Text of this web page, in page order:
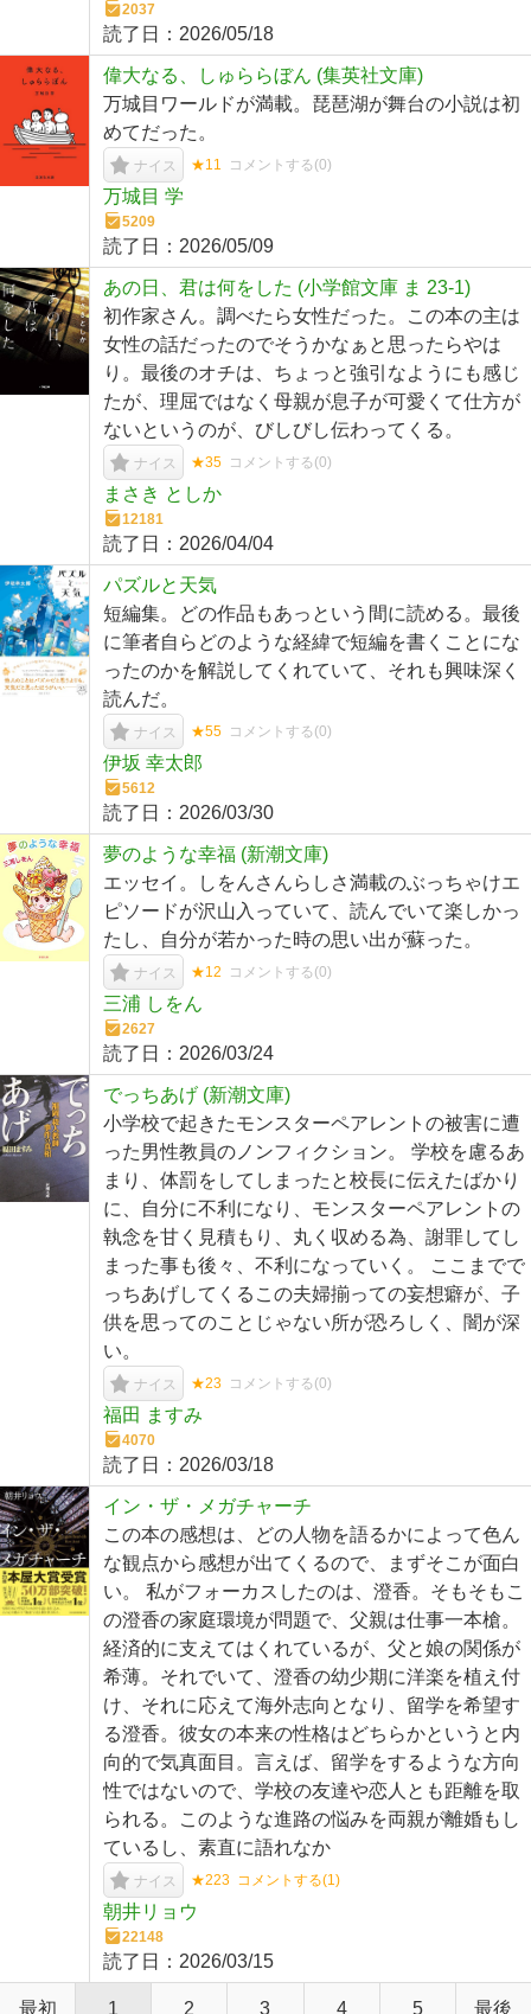
2037
読了日： 2026/05/18
偉大なる、しゅららぼん (集英社文庫)
万城目ワールドが満載。琵琶湖が舞台の小説は初
めてだった。
ナイス ★11 コメントする(0)
万城目 学
5209
読了日： 2026/05/09
あの日、君は何をした (小学館文庫 ま 23-1)
初作家さん。調べたら女性だった。この本の主は
女性の話だったのでそうかなぁと思ったらやは
り。最後のオチは、ちょっと強引なようにも感じ
たが、理屈ではなく母親が息子が可愛くて仕方が
ないというのが、びしびし伝わってくる。
ナイス ★35 コメントする(0)
まさき としか
12181
読了日： 2026/04/04
パズルと天気
短編集。どの作品もあっという間に読める。最後
に筆者自らどのような経緯で短編を書くことにな
ったのかを解説してくれていて、それも興味深く
読んだ。
ナイス ★55 コメントする(0)
伊坂 幸太郎
5612
読了日： 2026/03/30
夢のような幸福 (新潮文庫)
エッセイ。しをんさんらしさ満載のぶっちゃけエ
ピソードが沢山入っていて、読んでいて楽しかっ
たし、自分が若かった時の思い出が蘇った。
ナイス ★12 コメントする(0)
三浦 しをん
2627
読了日： 2026/03/24
でっちあげ (新潮文庫)
小学校で起きたモンスターペアレントの被害に遭
った男性教員のノンフィクション。 学校を慮るあ
まり、体罰をしてしまったと校長に伝えたばかり
に、自分に不利になり、モンスターペアレントの
執念を甘く見積もり、丸く収める為、謝罪してし
まった事も後々、不利になっていく。 ここまでで
っちあげしてくるこの夫婦揃っての妄想癖が、子
供を思ってのことじゃない所が恐ろしく、闇が深
い。
ナイス ★23 コメントする(0)
福田 ますみ
4070
読了日： 2026/03/18
イン・ザ・メガチャーチ
この本の感想は、どの人物を語るかによって色ん
な観点から感想が出てくるので、まずそこが面白
い。 私がフォーカスしたのは、澄香。そもそもこ
の澄香の家庭環境が問題で、父親は仕事一本槍。
経済的に支えてはくれているが、父と娘の関係が
希薄。それでいて、澄香の幼少期に洋楽を植え付
け、それに応えて海外志向となり、留学を希望す
る澄香。彼女の本来の性格はどちらかというと内
向的で気真面目。言えば、留学をするような方向
性ではないので、学校の友達や恋人とも距離を取
られる。このような進路の悩みを両親が離婚もし
ているし、素直に語れなか
ナイス ★223 コメントする(1)
朝井リョウ
22148
読了日： 2026/03/15
最初 1 2 3 4 5 最後